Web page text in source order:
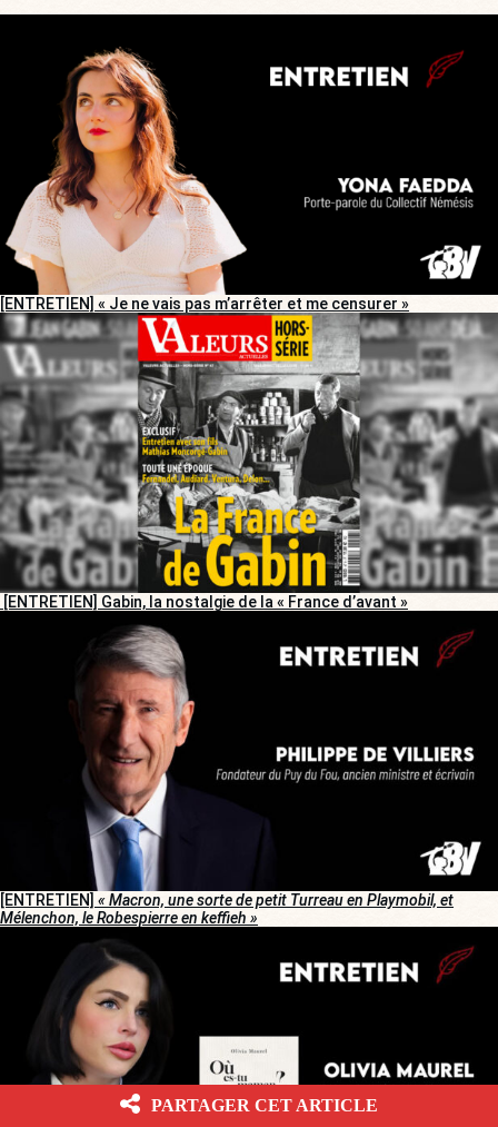
[ENTRETIEN] « Je ne vais pas m’arrêter et me censurer »
[ENTRETIEN] Gabin, la nostalgie de la « France d’avant »
[ENTRETIEN] « Macron, une sorte de petit Turreau en Playmobil, et
Mélenchon, le Robespierre en keffieh »
PARTAGER CET ARTICLE